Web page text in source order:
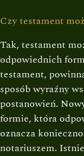
Czy testament
Tak, testament
odpowiednich
testament,
sposób wyraźny
postanowień.
formie, która
oznacza
notariuszem.